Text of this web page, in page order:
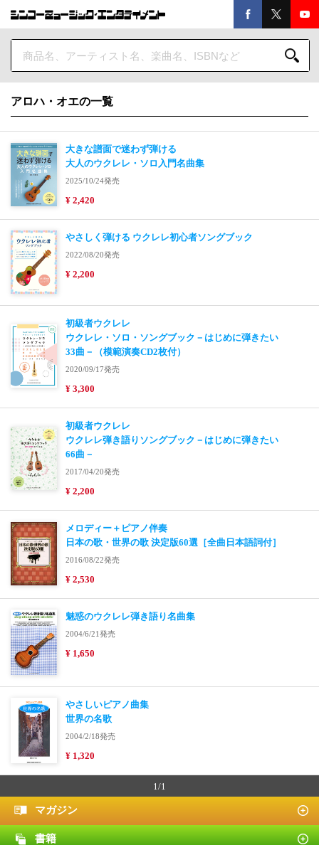
アロハ・オエの一覧
大きな譜面で迷わず弾ける
大人のウクレレ・ソロ入門名曲集
2025/10/24発売
¥ 2,420
やさしく弾ける ウクレレ初心者ソングブック
2022/08/20発売
¥ 2,200
初級者ウクレレ
ウクレレ・ソロ・ソングブック－はじめに弾きたい
33曲－（模範演奏CD2枚付）
2020/09/17発売
¥ 3,300
初級者ウクレレ
ウクレレ弾き語りソングブック－はじめに弾きたい
66曲－
2017/04/20発売
¥ 2,200
メロディー＋ピアノ伴奏
日本の歌・世界の歌 決定版60選［全曲日本語詞付］
2016/08/22発売
¥ 2,530
魅惑のウクレレ弾き語り名曲集
2004/6/21発売
¥ 1,650
やさしいピアノ曲集
世界の名歌
2004/2/18発売
¥ 1,320
1/1
マガジン
書籍